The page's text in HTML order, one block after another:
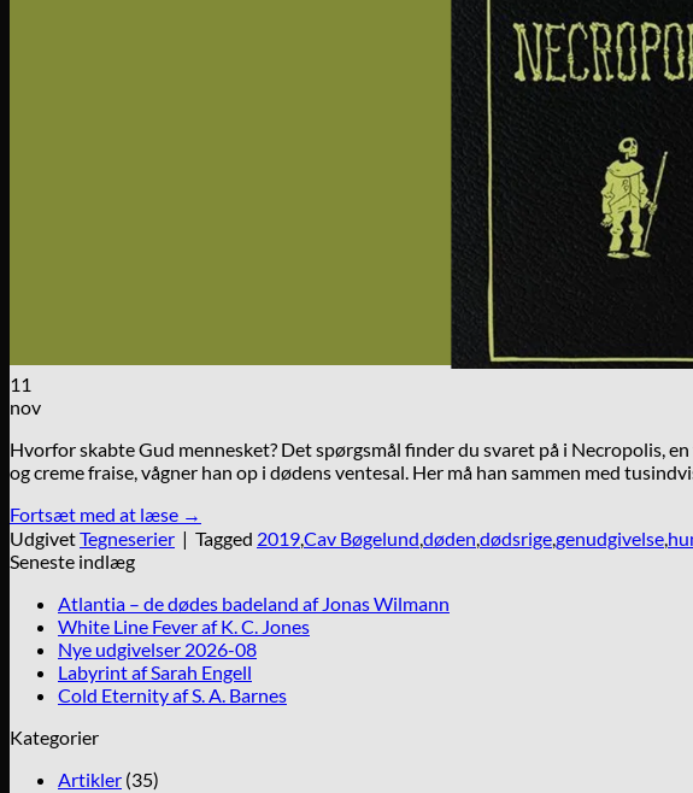
11
nov
Hvorfor skabte Gud mennesket? Det spørgsmål finder du svaret på i Necropolis,
og creme fraise, vågner han op i dødens ventesal. Her må han sammen med
Fortsæt med at læse →
UdgivetTegneserier | Tagged 2019,Cav Bøgelund,døden,dødsrige,genudgivelse,
Seneste indlæg
Atlantia – de dødes badeland af Jonas Wilmann
White Line Fever af K. C. Jones
Nye udgivelser 2026-08
Labyrint af Sarah Engell
Cold Eternity af S. A. Barnes
Kategorier
Artikler (35)